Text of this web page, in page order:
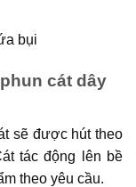
bụi
cát dây
sẽ được hút theo
tác động lên bề
theo yêu cầu.